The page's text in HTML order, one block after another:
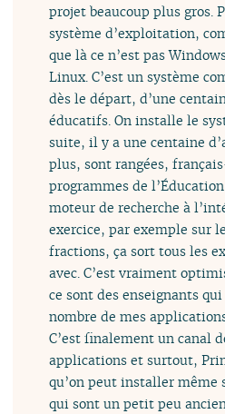
projet beaucoup plus gros.
système d’exploitation,
que là ce n’est pas
Linux. C’est un système
dès le départ, d’une
éducatifs. On installe le
suite, il y a une centaine
plus, sont rangées,
programmes de
moteur de recherche à
exercice, par exemple sur
fractions, ça sort tous les
avec. C’est vraiment
ce sont des enseignants
nombre de mes
C’est finalement un canal
applications et surtout,
qu’on peut installer même
qui sont un petit peu